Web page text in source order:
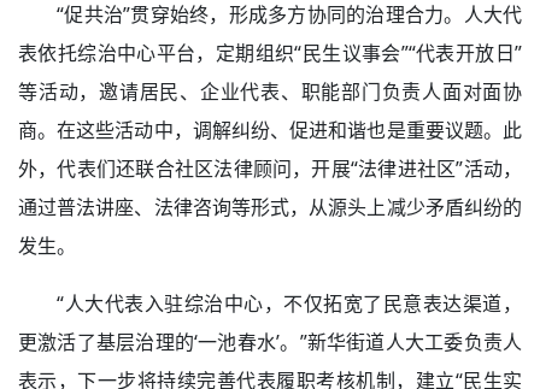
“促共治”贯穿始终，形成多方协同的治理合力。人大代
表依托综治中心平台，定期组织“民生议事会”“代表开放日”
等活动，邀请居民、企业代表、职能部门负责人面对面协
商。在这些活动中，调解纠纷、促进和谐也是重要议题。此
外，代表们还联合社区法律顾问，开展“法律进社区”活动，
通过普法讲座、法律咨询等形式，从源头上减少矛盾纠纷的
发生。
“人大代表入驻综治中心，不仅拓宽了民意表达渠道，
更激活了基层治理的‘一池春水’。”新华街道人大工委负责人
表示，下一步将持续完善代表履职考核机制，建立“民生实